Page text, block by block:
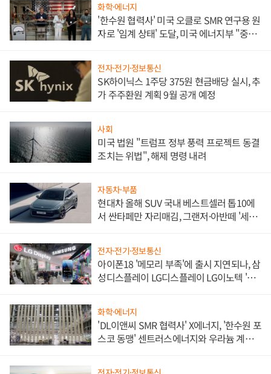
화학·에너지
'한수원 협력사' 미국 오클로 SMR 연구용 원
자로 '임계 상태' 도달, 미국 에너지부 "중요
전자·전기·정보통신
SK하이닉스 1주당 375원 현금배당 실시, 추
가 주주환원 계획 9월 공개 예정
사회
미국 법원 "트럼프 정부 풍력 프로젝트 동결
조치는 위법", 해제 명령 내려
자동차·부품
현대차 올해 SUV 국내 베스트셀러 톱10에
서 싼타페만 자리매김, 그랜저·아반떼 '세단
전자·전기·정보통신
아이폰18 '메모리 부족'에 출시 지연되나, 삼
성디스플레이 LG디스플레이 LG이노텍 '탈
화학·에너지
'DL이앤씨 SMR 협력사' X에너지, '한수원 포
스코 동맹' 센트러스에너지와 우라늄 계약